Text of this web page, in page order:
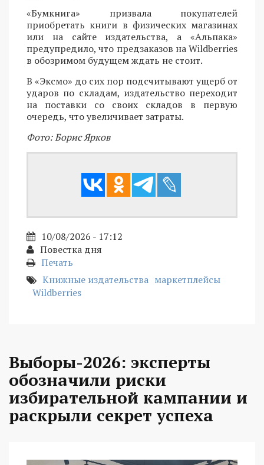
«Бумкнига» призвала покупателей
приобретать книги в физических магазинах
или на сайте издательства, а «Альпака»
предупредило, что предзаказов на Wildberries
в обозримом будущем ждать не стоит.
В «Эксмо» до сих пор подсчитывают ущерб от
ударов по складам, издательство переходит
на поставки со своих складов в первую
очередь, что увеличивает затраты.
Фото: Борис Ярков
10/08/2026 - 17:12
Повестка дня
Печать
Книжные издательства маркетплейсы
Wildberries
Выборы-2026: эксперты
обозначили риски
избирательной кампании и
раскрыли секрет успеха